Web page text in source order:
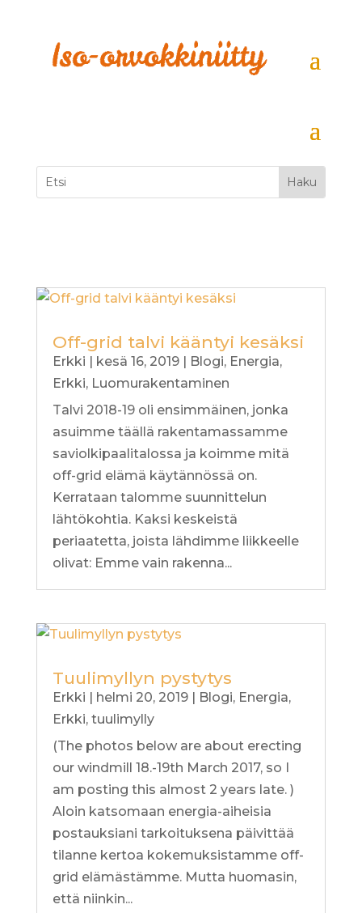
Off-grid talvi kääntyi kesäksi
Erkki | kesä 16, 2019| Blogi, Energia,
Erkki, Luomurakentaminen
Talvi 2018-19 oli ensimmäinen, jonka
asuimme täällä rakentamassamme
saviolkipaalitalossa ja koimme mitä
off-grid elämä käytännössä on.
Kerrataan talomme suunnittelun
lähtökohtia. Kaksi keskeistä
periaatetta, joista lähdimme liikkeelle
olivat: Emme vain rakenna...
Tuulimyllyn pystytys
Erkki helmi 20, 2019| Blogi, Energia,
Erkki, tuulimylly
(The photos below are about erecting
our windmill 18.-19th March 2017, so I
am posting this almost 2 years late. )
Aloin katsomaan energia-aiheisia
postauksiani tarkoituksena päivittää
tilanne kertoa kokemuksistamme off-
grid elämästämme. Mutta huomasin,
että niinkin...